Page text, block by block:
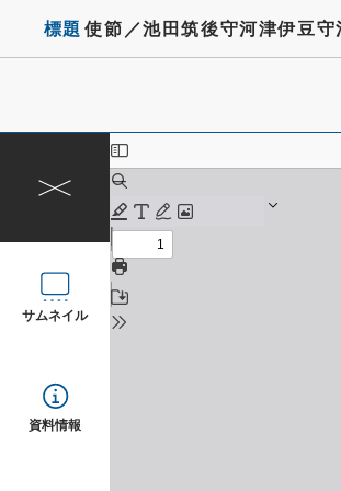
標題 使節／池田筑後守河津伊豆
サムネイル
資料情報